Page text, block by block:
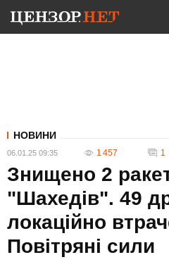
НОВИНИ
06.01.25 09:35 1 457 1
Знищено 2
"Шахедів". 49
локаційно
Повітряні сили